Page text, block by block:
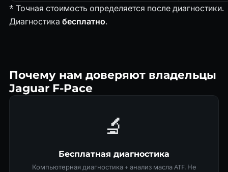
* Точная стоимость определяется после диагностики.
Диагностика бесплатно.
Почему нам доверяют владельцы
Jaguar F-Pace
🔬
Бесплатная диагностика
Компьютерная диагностика + анализ масла ATF. Не